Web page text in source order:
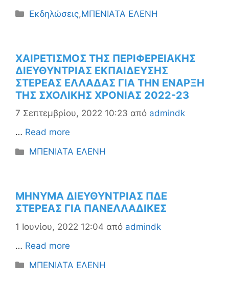
Κατηγορίες
Εκδηλώσεις,ΜΠΕΝΙΑΤΑ ΕΛΕΝΗ
ΧΑΙΡΕΤΙΣΜΟΣ ΤΗΣ ΠΕΡΙΦΕΡΕΙΑΚΗΣ
ΔΙΕΥΘΥΝΤΡΙΑΣ ΕΚΠΑΙΔΕΥΣΗΣ
ΣΤΕΡΕΑΣ ΕΛΛΑΔΑΣ ΓΙΑ ΤΗΝ ΕΝΑΡΞΗ
ΤΗΣ ΣΧΟΛΙΚΗΣ ΧΡΟΝΙΑΣ 2022-23
7 Σεπτεμβρίου, 2022 10:23 από admindk
… Read more
Κατηγορίες
ΜΠΕΝΙΑΤΑ ΕΛΕΝΗ
ΜΗΝΥΜΑ ΔΙΕΥΘΥΝΤΡΙΑΣ ΠΔΕ
ΣΤΕΡΕΑΣ ΓΙΑ ΠΑΝΕΛΛΑΔΙΚΕΣ
1 Ιουνίου, 2022 12:04 από admindk
… Read more
Κατηγορίες
ΜΠΕΝΙΑΤΑ ΕΛΕΝΗ